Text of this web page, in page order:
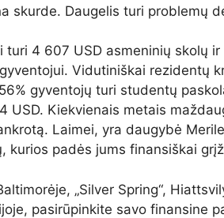
skurde. Daugelis turi problemų
4 607 USD asmeninių skolų ir
Vidutiniškai rezidentų
gyventojų turi studentų
USD. Kiekvienais metais
Laimei, yra daugybė
kurios padės jums finansiškai
„Silver Spring“,
pasirūpinkite savo finansine